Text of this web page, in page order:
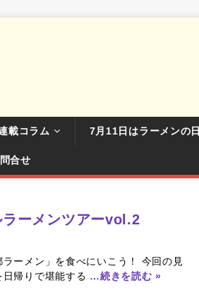
載コラム 7月11日はラーメンの日
合せ
ーメンツアーvol.2
ラーメン」を食べにいこう！ 今回の見
帰りで堪能する …続きを読む »